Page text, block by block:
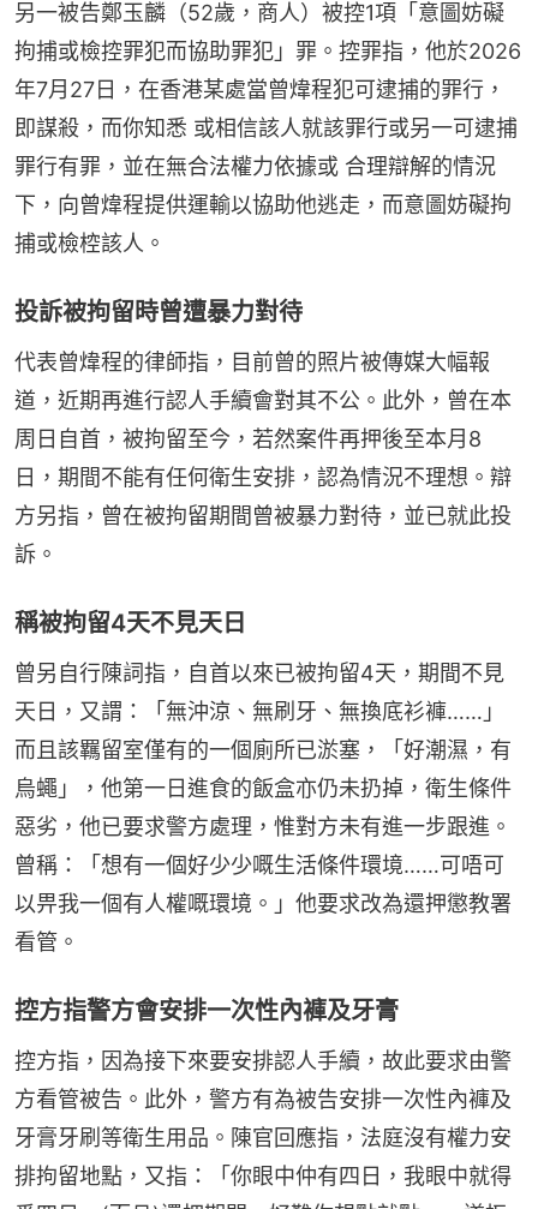
另一被告鄭玉麟（52歲，商人）被控1項「意圖妨礙
拘捕或檢控罪犯而協助罪犯」罪。控罪指，他於2026
年7月27日，在香港某處當曾煒程犯可逮捕的罪行，
即謀殺，而你知悉 或相信該人就該罪行或另一可逮捕
罪行有罪，並在無合法權力依據或 合理辯解的情況
下，向曾煒程提供運輸以協助他逃走，而意圖妨礙拘
捕或檢椌該人。
投訴被拘留時曾遭暴力對待
代表曾煒程的律師指，目前曾的照片被傳媒大幅報
道，近期再進行認人手續會對其不公。此外，曾在本
周日自首，被拘留至今，若然案件再押後至本月8
日，期間不能有任何衛生安排，認為情況不理想。辯
方另指，曾在被拘留期間曾被暴力對待，並已就此投
訴。
稱被拘留4天不見天日
曾另自行陳詞指，自首以來已被拘留4天，期間不見
天日，又謂：「無沖涼、無刷牙、無換底衫褲……」
而且該羈留室僅有的一個廁所已淤塞，「好潮濕，有
烏蠅」，他第一日進食的飯盒亦仍未扔掉，衛生條件
惡劣，他已要求警方處理，惟對方未有進一步跟進。
曾稱：「想有一個好少少嘅生活條件環境……可唔可
以畀我一個有人權嘅環境。」他要求改為還押懲教署
看管。
控方指警方會安排一次性內褲及牙膏
控方指，因為接下來要安排認人手續，故此要求由警
方看管被告。此外，警方有為被告安排一次性內褲及
牙膏牙刷等衛生用品。陳官回應指，法庭沒有權力安
排拘留地點，又指：「你眼中仲有四日，我眼中就得